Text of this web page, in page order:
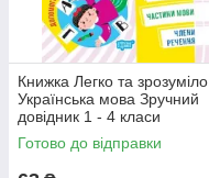
Книжка Легко та зрозуміло
Українська мова Зручний
довідник 1 - 4 класи
Готово до відправки